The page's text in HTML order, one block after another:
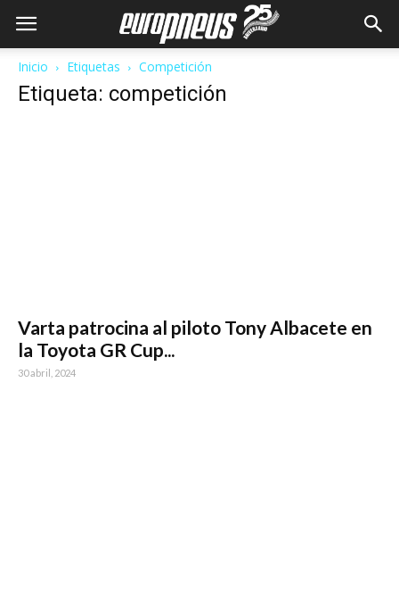
Inicio Etiquetas Competición
Etiqueta: competición
Varta patrocina al piloto Tony Albacete en
la Toyota GR Cup...
30 abril, 2024